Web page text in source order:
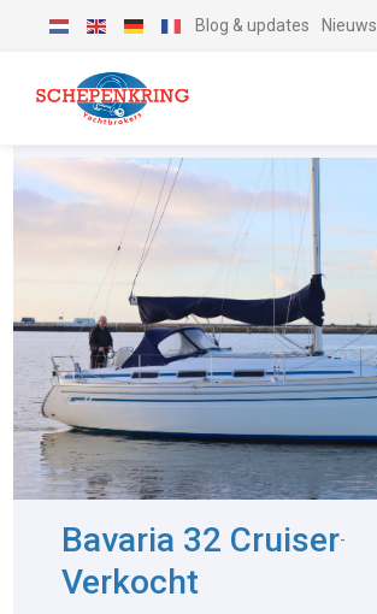
Blog & updates Nieuws
Bavaria 32 Cruiser-
Verkocht